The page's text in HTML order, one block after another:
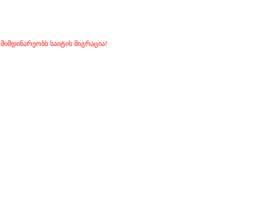
მიმდინარეობს საიტის მიგრაცია!